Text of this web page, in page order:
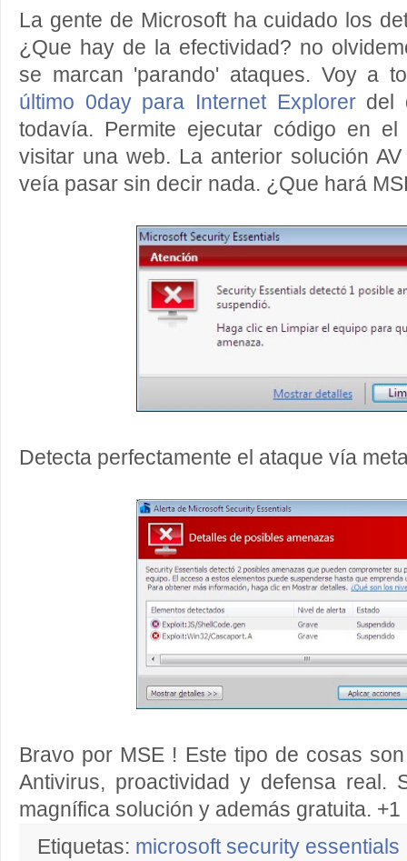
La gente de Microsoft ha cuidado los
¿Que hay de la efectividad? no
se marcan 'parando' ataques. Voy a
último 0day para Internet Explorerdel
todavía. Permite ejecutar código en
visitar una web. La anterior solución
veía pasar sin decir nada. ¿Que hará
Detecta perfectamente el ataque vía
Bravo por MSE ! Este tipo de cosas
Antivirus, proactividad y defensa real.
magnífica solución y además gratuita.
Etiquetas: microsoft security essentials